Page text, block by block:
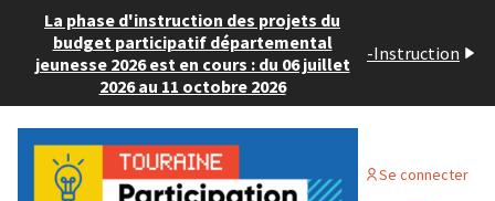
La phase d'instruction des projets du
budget participatif départemental
jeunesse 2026 est en cours : du 06 juillet
2026 au 11 octobre 2026
-Instruction
Se connecter